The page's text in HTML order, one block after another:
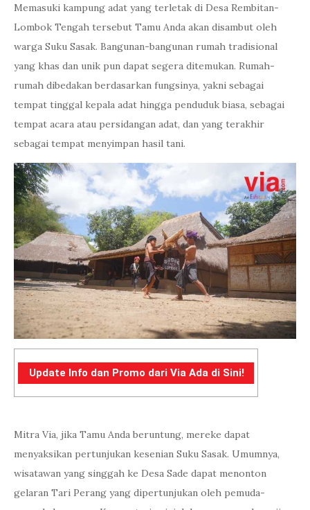
Memasuki kampung adat yang terletak di Desa Rembitan-
Lombok Tengah tersebut Tamu Anda akan disambut oleh
warga Suku Sasak. Bangunan-bangunan rumah tradisional
yang khas dan unik pun dapat segera ditemukan. Rumah-
rumah dibedakan berdasarkan fungsinya, yakni sebagai
tempat tinggal kepala adat hingga penduduk biasa, sebagai
tempat acara atau persidangan adat, dan yang terakhir
sebagai tempat menyimpan hasil tani.
Update Info dan Promo dari Via Ada di Sini!
Mitra Via, jika Tamu Anda beruntung, mereke dapat
menyaksikan pertunjukan kesenian Suku Sasak. Umumnya,
wisatawan yang singgah ke Desa Sade dapat menonton
gelaran Tari Perang yang dipertunjukan oleh pemuda-